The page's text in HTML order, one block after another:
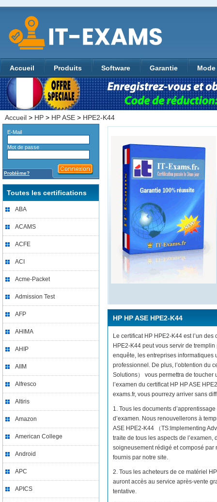
Accueil Produits Software Garantie
Accueil > HP > HP ASE > HPE2-K44
E-Mail
Mot de passe
Problème?
Toutes les certifications
ABA
ACAMS
ACFE
ACI
Acme-Packet
Admission Test
AFP
AHIMA
AHIP
AIIM
Alfresco
Altiris
Amazon
American College
Android
APC
APICS
HP HP ASE HPE2-K44
Le certificat HP HPE2-K44 est l’un
HPE2-K44 peut vous servir de
enquête, les entreprises informatiques
professionnel. De plus, l’obtention du
Solutions） vous permettra de toucher
l’examen du certificat HP HP ASE
exams.fr, vous pourrezy arriver sans
1. Tous les documents
d’examen. Nous renouvellerons à
ASE HPE2-K44 （TS:Implementing
traite de tous les aspects de
soigneusement rédigé et composé par
fournis par notre site.
2. Tous les acheteurs de ce matériel
auront accès au service après-vente
tentative.